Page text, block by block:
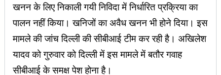
खनन के लिए निकाली गयी निविदा में निर्धारित प्रक्रिया का
पालन नहीं किया। खनिजों का अवैध खनन भी होने दिया। इस
मामले की जांच दिल्ली की सीबीआई टीम कर रही है। अखिलेश
यादव को गुरुवार को दिल्ली में इस मामले में बतौर गवाह
सीबीआई के समक्ष पेश होना है।